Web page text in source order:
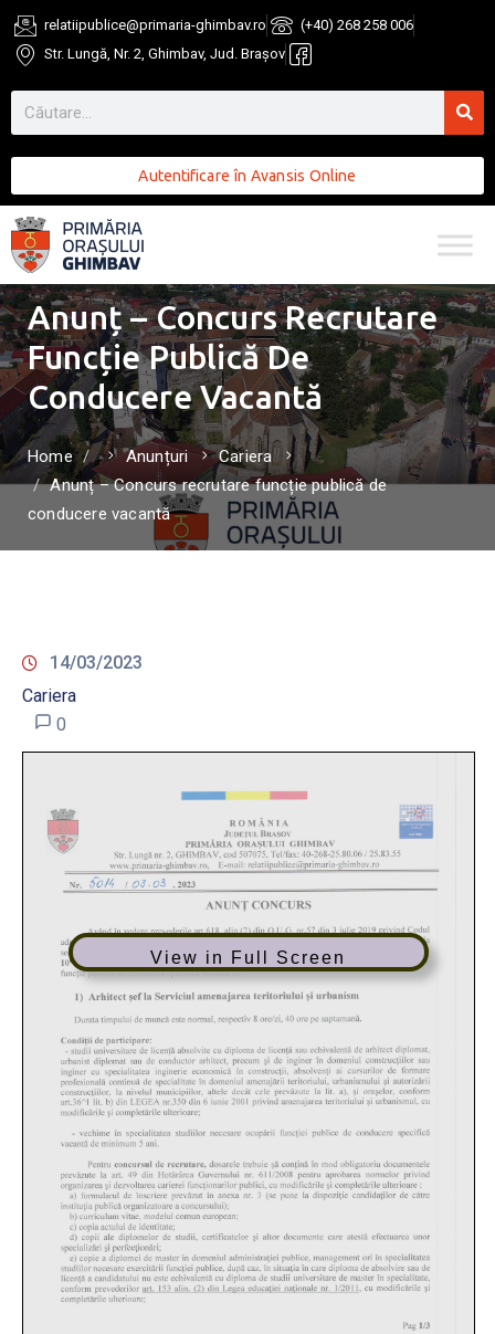
relatiipublice@primaria-ghimbav.ro
(+40) 268 258 006
Str. Lungă, Nr. 2, Ghimbav, Jud. Brașov
Autentificare în Avansis Online
Anunț – Concurs Recrutare
Funcție Publică De
Conducere Vacantă
Home Anunțuri
Cariera
Anunț – Concurs recrutare funcție publică de
conducere vacantă
14/03/2023
Cariera
0
View in Full Screen